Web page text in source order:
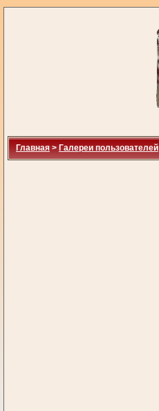
Главная > Галереи пользователей